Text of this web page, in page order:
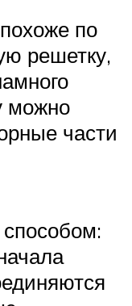
по
решетку,
можно
части
способом: